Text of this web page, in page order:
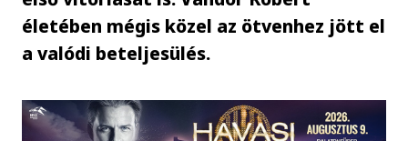
életében mégis közel az ötvenhez jött el
a valódi beteljesülés.